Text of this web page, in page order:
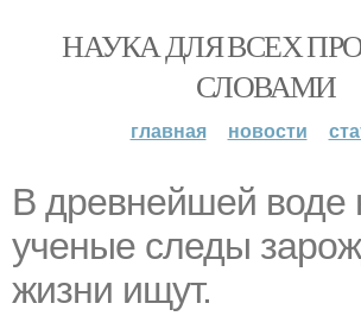
НАУКА ДЛЯ ВСЕХ
СЛОВАМИ
главная новости
В древнейшей воде
ученые следы
жизни ищут.